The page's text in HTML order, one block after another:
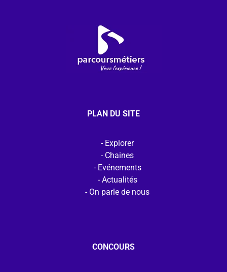
PLAN DU SITE
Explorer
Chaines
Evénements
Actualités
On parle de nous
CONCOURS